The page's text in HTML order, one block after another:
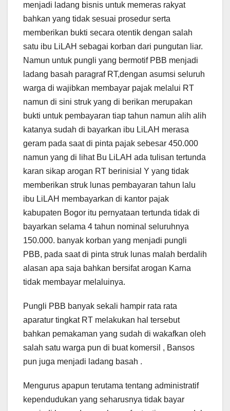
menjadi ladang bisnis untuk memeras rakyat
bahkan yang tidak sesuai prosedur serta
memberikan bukti secara otentik dengan salah
satu ibu LiLAH sebagai korban dari pungutan liar.
Namun untuk pungli yang bermotif PBB menjadi
ladang basah paragraf RT,dengan asumsi seluruh
warga di wajibkan membayar pajak melalui RT
namun di sini struk yang di berikan merupakan
bukti untuk pembayaran tiap tahun namun alih alih
katanya sudah di bayarkan ibu LiLAH merasa
geram pada saat di pinta pajak sebesar 450.000
namun yang di lihat Bu LiLAH ada tulisan tertunda
karan sikap arogan RT berinisial Y yang tidak
memberikan struk lunas pembayaran tahun lalu
ibu LiLAH membayarkan di kantor pajak
kabupaten Bogor itu pernyataan tertunda tidak di
bayarkan selama 4 tahun nominal seluruhnya
150.000. banyak korban yang menjadi pungli
PBB, pada saat di pinta struk lunas malah berdalih
alasan apa saja bahkan bersifat arogan Karna
tidak membayar melaluinya.
Pungli PBB banyak sekali hampir rata rata
aparatur tingkat RT melakukan hal tersebut
bahkan pemakaman yang sudah di wakafkan oleh
salah satu warga pun di buat komersil , Bansos
pun juga menjadi ladang basah .
Mengurus apapun terutama tentang administratif
kependudukan yang seharusnya tidak bayar